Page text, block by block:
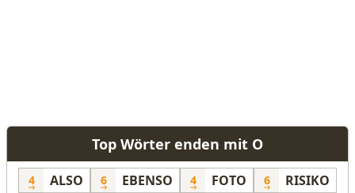
Top Wörter enden mit O
4 ALSO 6 EBENSO 4 FOTO 6 RISIKO